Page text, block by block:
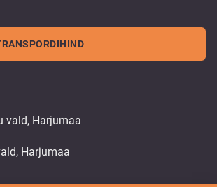
vald, Harjumaa